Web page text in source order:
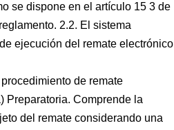
se dispone en el artículo 15 3 de
2.2. El sistema
ejecución del remate electrónico
de remate
Preparatoria. Comprende la
del remate considerando una